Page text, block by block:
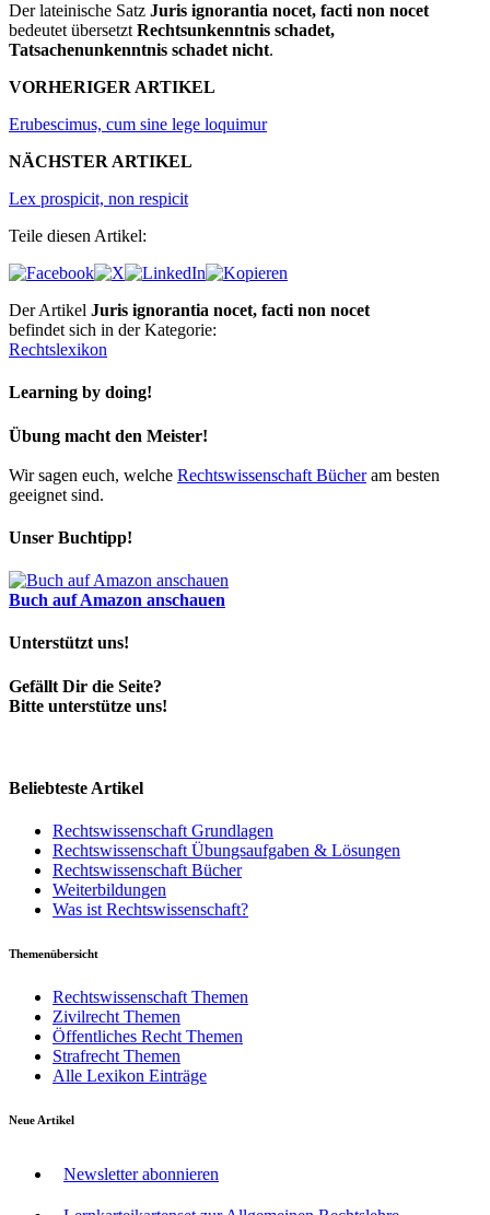
Der lateinische Satz Juris ignorantia nocet, facti non nocet
bedeutet übersetzt Rechtsunkenntnis schadet,
Tatsachenunkenntnis schadet nicht.
VORHERIGER ARTIKEL
Erubescimus, cum sine lege loquimur
NÄCHSTER ARTIKEL
Lex prospicit, non respicit
Teile diesen Artikel:
Der Artikel Juris ignorantia nocet, facti non nocet
befindet sich in der Kategorie:
Rechtslexikon
Learning by doing!
Übung macht den Meister!
Wir sagen euch, welche Rechtswissenschaft Bücheram besten
geeignet sind.
Unser Buchtipp!
Buch auf Amazon anschauen
Unterstützt uns!
Gefällt Dir die Seite?
Bitte unterstütze uns!
Beliebteste Artikel
Rechtswissenschaft Grundlagen
Rechtswissenschaft Übungsaufgaben & Lösungen
Rechtswissenschaft Bücher
Weiterbildungen
Was ist Rechtswissenschaft?
Themenübersicht
Rechtswissenschaft Themen
Zivilrecht Themen
Öffentliches Recht Themen
Strafrecht Themen
Alle Lexikon Einträge
Neue Artikel
Newsletter abonnieren